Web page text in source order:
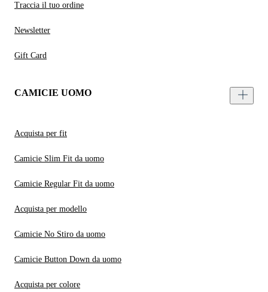
Traccia il tuo ordine
Newsletter
Gift Card
CAMICIE UOMO
Acquista per fit
Camicie Slim Fit da uomo
Camicie Regular Fit da uomo
Acquista per modello
Camicie No Stiro da uomo
Camicie Button Down da uomo
Acquista per colore